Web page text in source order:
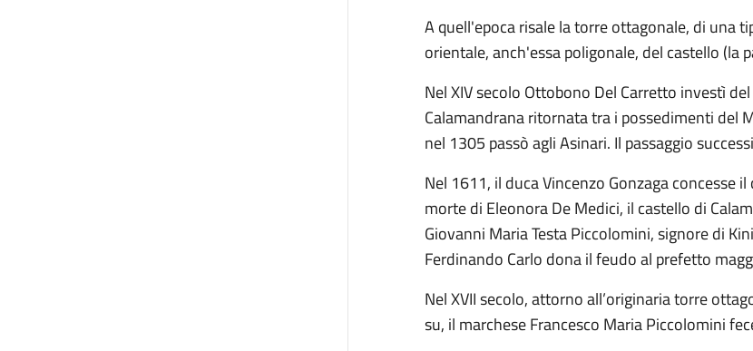
A quell'epoca risale la torre ottagonale, di una
orientale, anch'essa poligonale, del castello (la
Nel XIV secolo Ottobono Del Carretto investì
Calamandrana ritornata tra i possedimenti del
nel 1305 passò agli Asinari. Il passaggio
Nel 1611, il duca Vincenzo Gonzaga concesse
morte di Eleonora De Medici, il castello di
Giovanni Maria Testa Piccolomini, signore di
Ferdinando Carlo dona il feudo al prefetto
Nel XVII secolo, attorno all’originaria torre
su, il marchese Francesco Maria Piccolomini